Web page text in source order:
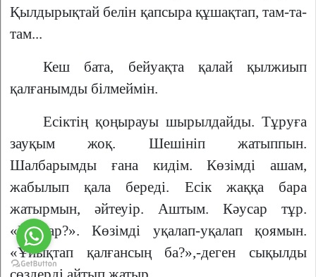
Қылдырықтай белін қапсыра құшақтап, там-та-
там...
Кеш бата, бейуақта қалай қылжиып
қалғанымды білмеймін.
Есіктің қоңырауы шырылдайды. Тұруға
зауқым жоқ. Шешініп жатыппын.
Шалбарымды ғана кидім. Көзімді ашам,
жабылып қала береді. Есік жаққа бара
жатырмын, әйтеуір. Аштым. Кәусар тұр.
«Кәусар?». Көзімді уқалап-уқалап қоямын.
«Ұйықтап қалғансың ба?»,-деген сықылды